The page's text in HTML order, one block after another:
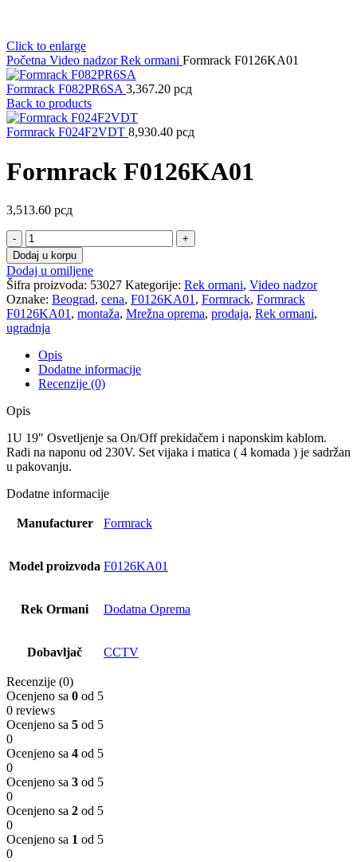
Click to enlarge
Početna Video nadzorRek ormani Formrack F0126KA01
Formrack F082PR6SA 3,367.20 рсд
Back to products
Formrack F024F2VDT 8,930.40 рсд
Formrack F0126KA01
3,513.60 рсд
Formrack
F0126KA01
količina
Dodaj u korpu
Dodaj u omiljene
Šifra proizvoda: 53027 Kategorije: Rek ormani, Video nadzor
Oznake: Beograd, cena, F0126KA01 , Formrack, Formrack
F0126KA01 , montaža, Mrežna oprema, prodaja, Rek ormani,
ugradnja
Opis
Dodatne informacije
Recenzije (0)
Opis
1U 19″ Osvetljenje sa On/Off prekidačem i naponskim kablom.
Radi na naponu od 230V. Set vijaka i matica ( 4 komada ) je sadržan
u pakovanju.
Dodatne informacije
Manufacturer Formrack
Model proizvoda F0126KA01
Rek Ormani Dodatna Oprema
Dobavljač CCTV
Recenzije (0)
Ocenjeno sa 0 od 5
0 reviews
Ocenjeno sa 5 od 5
0
Ocenjeno sa 4 od 5
0
Ocenjeno sa 3 od 5
0
Ocenjeno sa 2 od 5
0
Ocenjeno sa 1 od 5
0